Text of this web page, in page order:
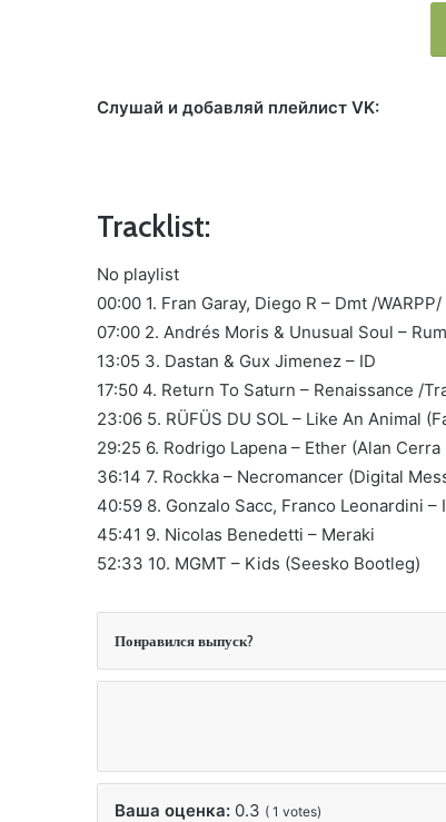
Слушай и добавляй плейлист VK:
Tracklist:
No playlist
00:00 1. Fran Garay, Diego R – Dmt /WARPP/
07:00 2. Andrés Moris & Unusual Soul –
13:05 3. Dastan & Gux Jimenez – ID
17:50 4. Return To Saturn – Renaissance /
23:06 5. RÜFÜS DU SOL – Like An Animal
29:25 6. Rodrigo Lapena – Ether (Alan
36:14 7. Rockka – Necromancer (Digital
40:59 8. Gonzalo Sacc, Franco Leonardini –
45:41 9. Nicolas Benedetti – Meraki
52:33 10. MGMT – Kids (Seesko Bootleg)
Понравился выпуск?
Ваша оценка: 0.3 ( 1 votes)